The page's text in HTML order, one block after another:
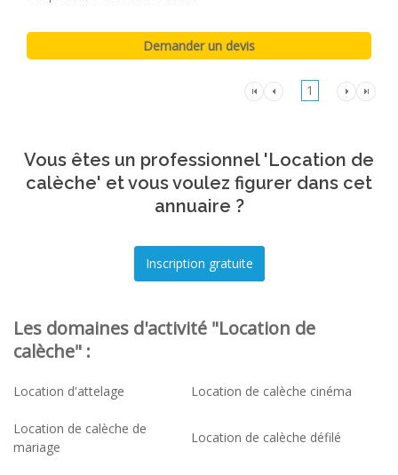
1
Vous êtes un professionnel 'Location de
calèche' et vous voulez figurer dans cet
annuaire ?
Les domaines d'activité "Location de
calèche" :
Location d'attelage Location de calèche cinéma
Location de calèche de
mariage
Location de calèche défilé